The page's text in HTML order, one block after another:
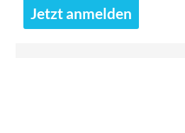
Jetzt anmelden